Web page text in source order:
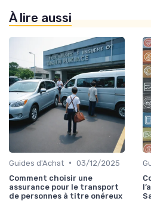
À lire aussi
Guides d'Achat • 03/12/2025
Comment choisir une
assurance pour le transport
de personnes à titre onéreux